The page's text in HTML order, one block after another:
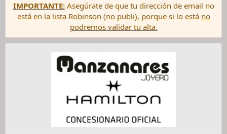
IMPORTANTE:Asegúrate de que tu dirección de email no
está en la lista Robinson (no publi), porque si lo está no
podremos validar tu alta.